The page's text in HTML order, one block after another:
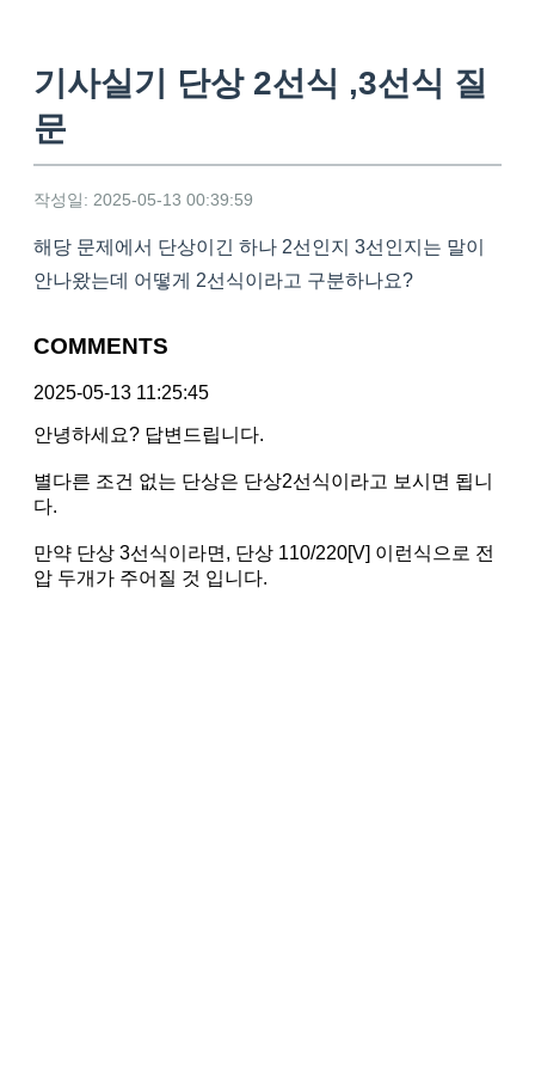
기사실기 단상 2선식 ,3선식 질
문
작성일: 2025-05-13 00:39:59
해당 문제에서 단상이긴 하나 2선인지 3선인지는 말이
안나왔는데 어떻게 2선식이라고 구분하나요?
COMMENTS
2025-05-13 11:25:45
안녕하세요? 답변드립니다.
별다른 조건 없는 단상은 단상2선식이라고 보시면 됩니
다.
만약 단상 3선식이라면, 단상 110/220[V] 이런식으로 전
압 두개가 주어질 것 입니다.